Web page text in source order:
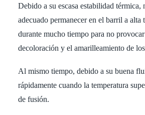
Debido a su escasa estabilidad térmica,
adecuado permanecer en el barril a alta
durante mucho tiempo para no
decoloración y el amarilleamiento de
Al mismo tiempo, debido a su buena
rápidamente cuando la temperatura
de fusión.